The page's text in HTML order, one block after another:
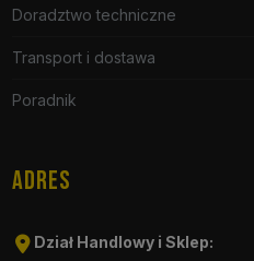
Doradztwo techniczne
Transport i dostawa
Poradnik
ADRES
Dział Handlowy i Sklep: